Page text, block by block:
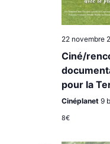
22 novembre
Ciné/
pour la
Cinéplanet 9
8€